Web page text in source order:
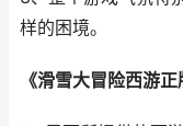
样的困境。
《滑雪大冒险西游正